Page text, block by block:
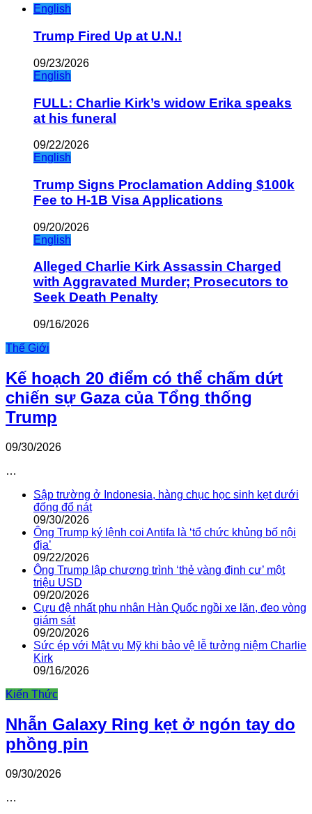
English
Trump Fired Up at U.N.!
09/23/2026
English
FULL: Charlie Kirk’s widow Erika speaks
at his funeral
09/22/2026
English
Trump Signs Proclamation Adding $100k
Fee to H-1B Visa Applications
09/20/2026
English
Alleged Charlie Kirk Assassin Charged
with Aggravated Murder; Prosecutors to
Seek Death Penalty
09/16/2026
Thế Giới
Kế hoạch 20 điểm có thể chấm dứt
chiến sự Gaza của Tổng thống
Trump
09/30/2026
…
Sập trường ở Indonesia, hàng chục học sinh kẹt dưới
đống đổ nát
09/30/2026
Ông Trump ký lệnh coi Antifa là ‘tổ chức khủng bố nội
địa’
09/22/2026
Ông Trump lập chương trình ‘thẻ vàng định cư’ một
triệu USD
09/20/2026
Cựu đệ nhất phu nhân Hàn Quốc ngồi xe lăn, đeo vòng
giám sát
09/20/2026
Sức ép với Mật vụ Mỹ khi bảo vệ lễ tưởng niệm Charlie
Kirk
09/16/2026
Kiến Thức
Nhẫn Galaxy Ring kẹt ở ngón tay do
phồng pin
09/30/2026
…